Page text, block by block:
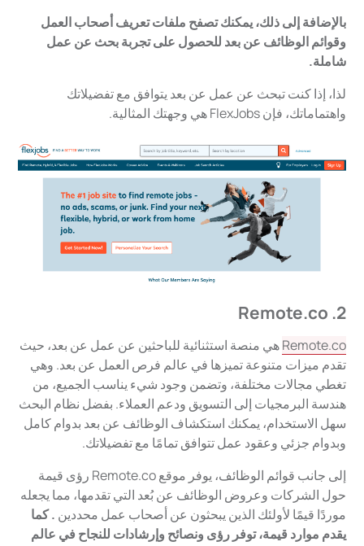
بالإضافة إلى ذلك، يمكنك تصفح ملفات تعريف أصحاب العمل
وقوائم الوظائف عن بعد للحصول على تجربة بحث عن عمل
شاملة.
لذا، إذا كنت تبحث عن عمل عن بعد يتوافق مع تفضيلاتك
واهتماماتك، فإن FlexJobs هي وجهتك المثالية.
2. Remote.co
Remote.coهي منصة استثنائية للباحثين عن عمل عن بعد، حيث
تقدم ميزات متنوعة تميزها في عالم فرص العمل عن بعد. وهي
تغطي مجالات مختلفة، وتضمن وجود شيء يناسب الجميع، من
هندسة البرمجيات إلى التسويق ودعم العملاء. بفضل نظام البحث
سهل الاستخدام، يمكنك استكشاف الوظائف عن بعد بدوام كامل
وبدوام جزئي وعقود عمل تتوافق تمامًا مع تفضيلاتك.
إلى جانب قوائم الوظائف، يوفر موقع Remote.co رؤى قيمة
حول الشركات وعروض الوظائف عن بُعد التي تقدمها، مما يجعله
موردًا قيمًا لأولئك الذين يبحثون عن أصحاب عمل محددين . كما
يقدم موارد قيمة، توفر رؤى ونصائح وإرشادات للنجاح في عالم